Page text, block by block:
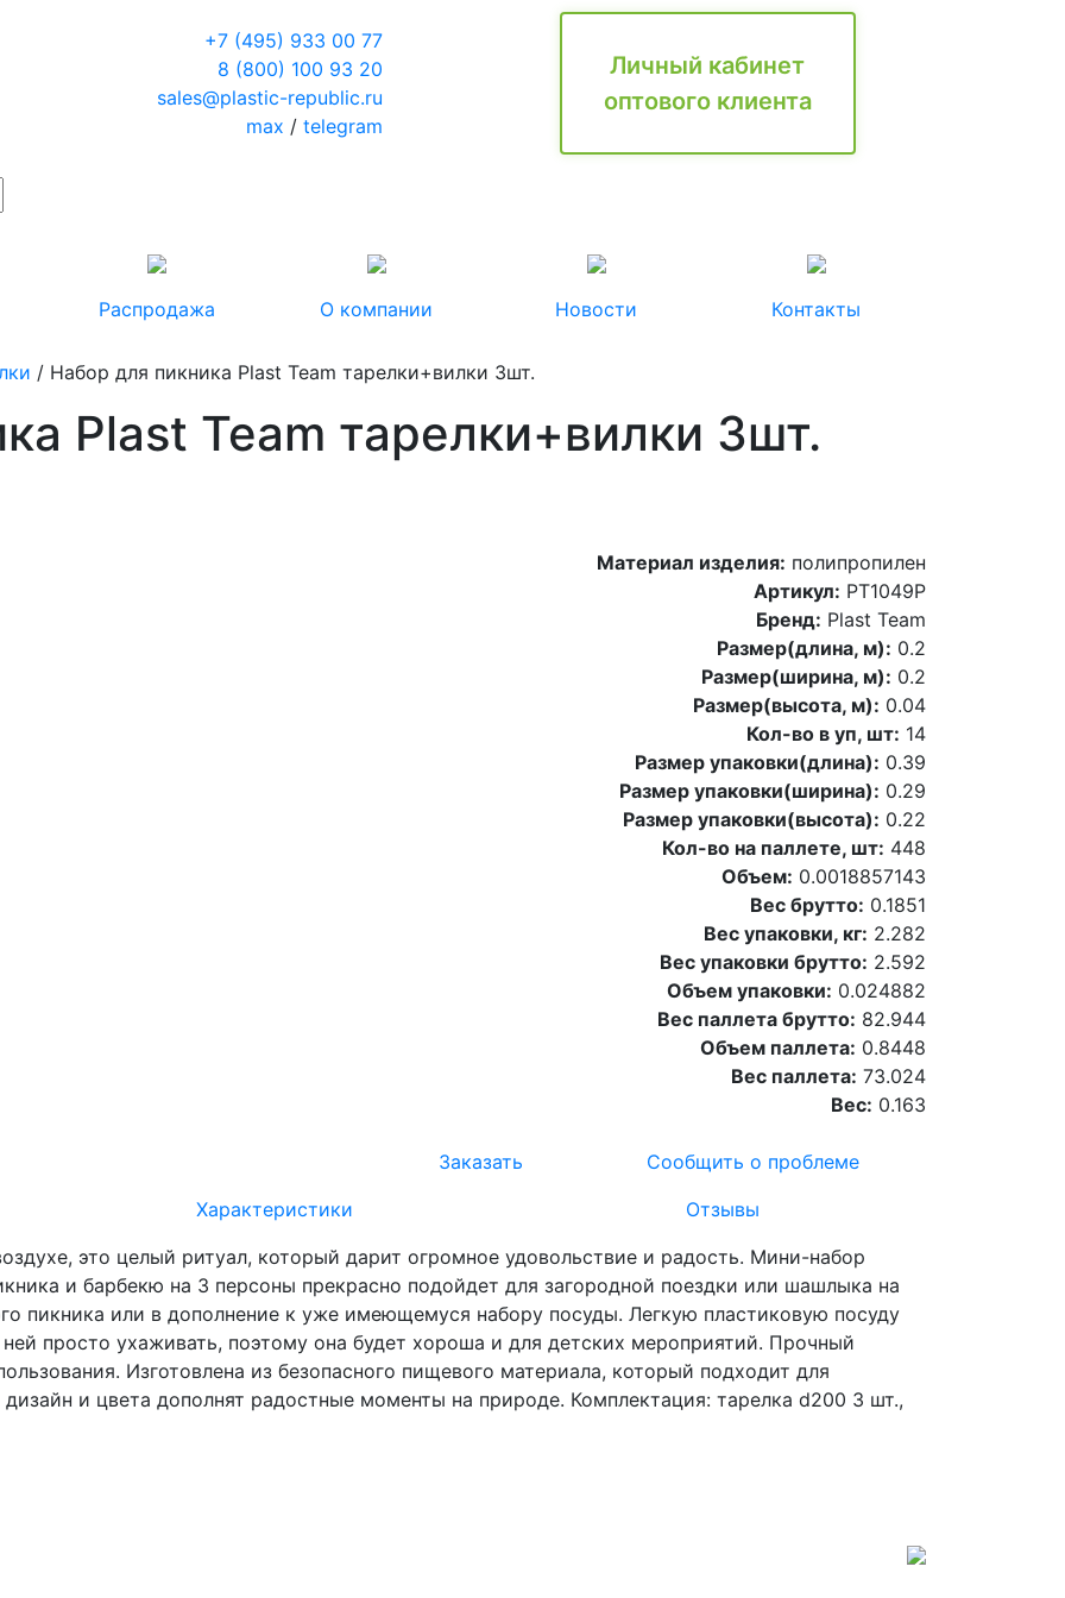
+7 (495) 933 00 77
8 (800) 100 93 20
sales@plastic-republic.ru
max / telegram
Личный кабинет
оптового клиента
Распродажа О компании Новости Контакты
/ Набор для пикника Plast Team тарелки+вилки 3шт.
Plast Team тарелки+вилки 3шт.
Материал изделия: полипропилен
Артикул: PT1049P
Бренд: Plast Team
Размер(длина, м): 0.2
Размер(ширина, м): 0.2
Размер(высота, м): 0.04
Кол-во в уп, шт: 14
Размер упаковки(длина): 0.39
Размер упаковки(ширина): 0.29
Размер упаковки(высота): 0.22
Кол-во на паллете, шт: 448
Объем: 0.0018857143
Вес брутто: 0.1851
Вес упаковки, кг: 2.282
Вес упаковки брутто: 2.592
Объем упаковки: 0.024882
Вес паллета брутто: 82.944
Объем паллета: 0.8448
Вес паллета: 73.024
Вес: 0.163
Заказать
Сообщить о проблеме
Характеристики
Отзывы
это целый ритуал, который дарит огромное удовольствие и радость. Мини-набор
и барбекю на 3 персоны прекрасно подойдет для загородной поездки или шашлыка на
пикника или в дополнение к уже имеющемуся набору посуды. Легкую пластиковую посуду
просто ухаживать, поэтому она будет хороша и для детских мероприятий. Прочный
Изготовлена из безопасного пищевого материала, который подходит для
и цвета дополнят радостные моменты на природе. Комплектация: тарелка d200 3 шт.,